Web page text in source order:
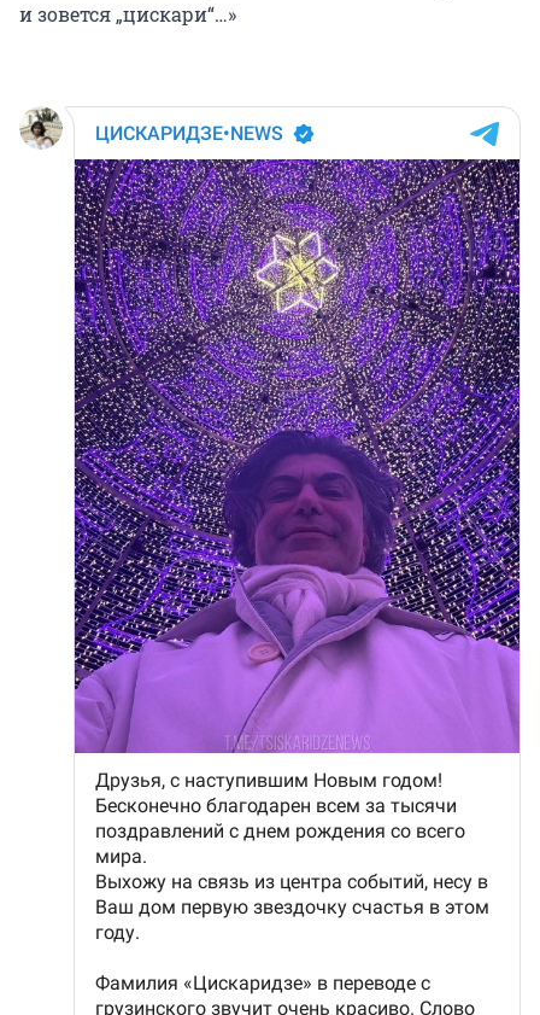
и зовется „цискари“…»